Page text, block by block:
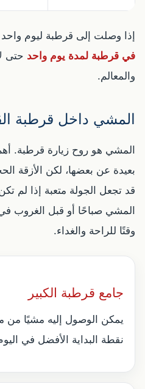
إذا وصلت إلى قرطبة ليوم
في قرطبة لمدة يوم واحد حتى
والمعالم.
المشي داخل قرطبة
المشي هو روح زيارة قرطبة.
بعيدة عن بعضها، لكن الأزقة
قد تجعل الجولة متعبة إذا لم
المشي صباحًا أو قبل الغروب
وقتًا للراحة والغداء.
جامع قرطبة الكبير
يمكن الوصول إليه مشيًا من
نقطة البداية الأفضل في